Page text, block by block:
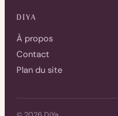
DIYA
À propos
Contact
Plan du site